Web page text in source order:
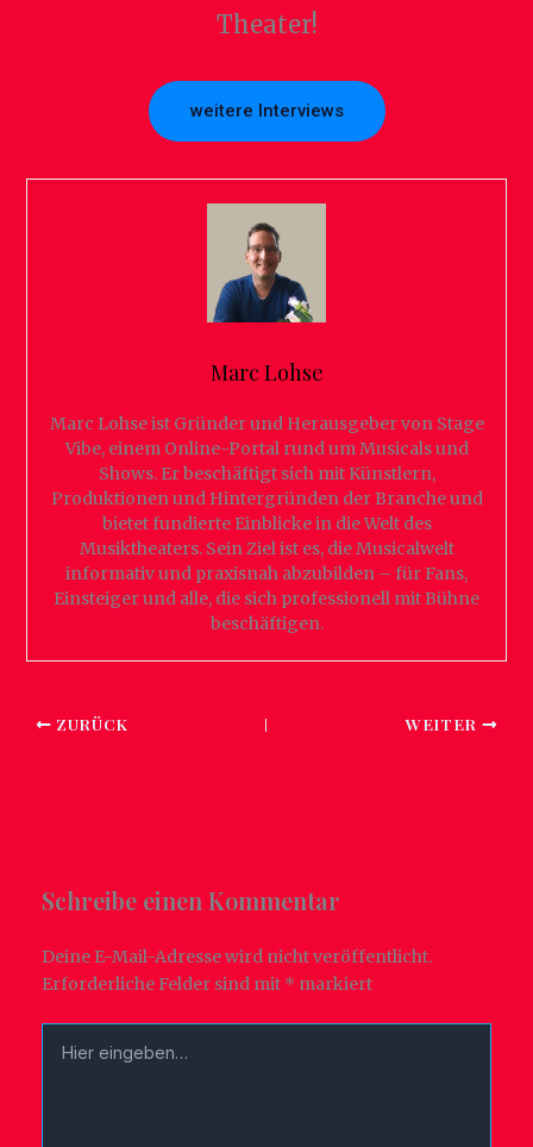
Theater!
weitere Interviews
Marc Lohse
Marc Lohse ist Gründer und Herausgeber von Stage
Vibe, einem Online-Portal rund um Musicals und
Shows. Er beschäftigt sich mit Künstlern,
Produktionen und Hintergründen der Branche und
bietet fundierte Einblicke in die Welt des
Musiktheaters. Sein Ziel ist es, die Musicalwelt
informativ und praxisnah abzubilden – für Fans,
Einsteiger und alle, die sich professionell mit Bühne
beschäftigen.
ZURÜCK WEITER
Schreibe einen Kommentar
Deine E-Mail-Adresse wird nicht veröffentlicht.
Erforderliche Felder sind mit * markiert
eingeben…